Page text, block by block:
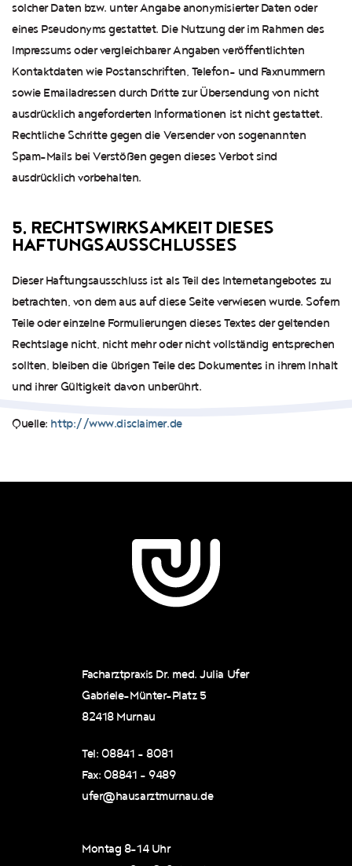
solcher Daten bzw. unter Angabe anonymisierter Daten oder
eines Pseudonyms gestattet. Die Nutzung der im Rahmen des
Impressums oder vergleichbarer Angaben veröffentlichten
Kontaktdaten wie Postanschriften, Telefon- und Faxnummern
sowie Emailadressen durch Dritte zur Übersendung von nicht
ausdrücklich angeforderten Informationen ist nicht gestattet.
Rechtliche Schritte gegen die Versender von sogenannten
Spam-Mails bei Verstößen gegen dieses Verbot sind
ausdrücklich vorbehalten.
5. RECHTSWIRKSAMKEIT DIESES
HAFTUNGSAUSSCHLUSSES
Dieser Haftungsausschluss ist als Teil des Internetangebotes zu
betrachten, von dem aus auf diese Seite verwiesen wurde. Sofern
Teile oder einzelne Formulierungen dieses Textes der geltenden
Rechtslage nicht, nicht mehr oder nicht vollständig entsprechen
sollten, bleiben die übrigen Teile des Dokumentes in ihrem Inhalt
und ihrer Gültigkeit davon unberührt.
Quelle: http://www.disclaimer.de
Facharztpraxis Dr. med. Julia Ufer
Gabriele-Münter-Platz 5
82418 Murnau
Tel: 08841 - 8081
Fax: 08841 - 9489
ufer@hausarztmurnau.de
Montag 8-14 Uhr